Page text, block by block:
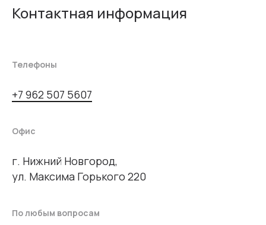
Контактная информация
Телефоны
+7 962 507 5607
Офис
г. Нижний Новгород,
ул. Максима Горького 220
По любым вопросам